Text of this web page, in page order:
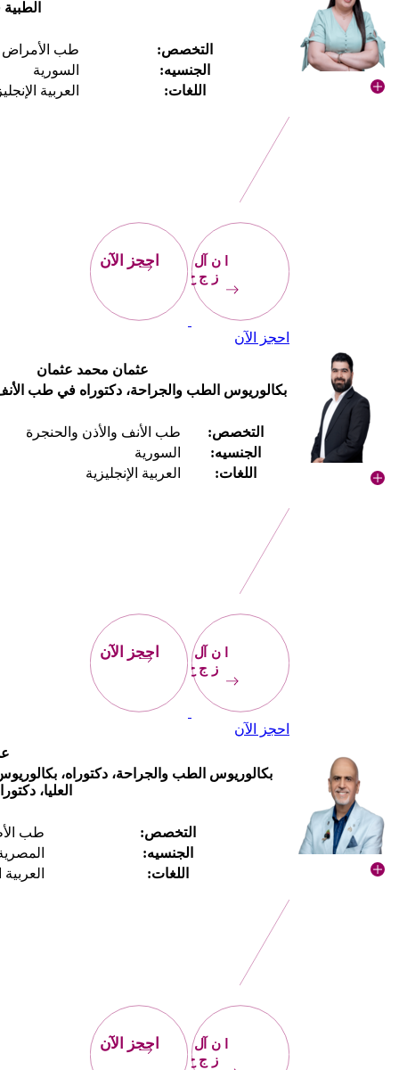
التخصص:
طب الأمراض
الجنسيه:
السورية
اللغات:
العربية
احجز
الآن احجز الآن
احجز الآن
عثمان محمد عثمان
بكالوريوس الطب والجراحة، دكتوراه في طب
التخصص:
طب الأنف والأذن والحنجرة
الجنسيه:
السورية
اللغات:
العربية الإنجليزية
احجز
الآن احجز الآن
احجز الآن
بكالوريوس الطب والجراحة، دكتوراه،
العليا،
التخصص:
طب
الجنسيه:
اللغات:
العربية
احجز
الآن احجز الآن